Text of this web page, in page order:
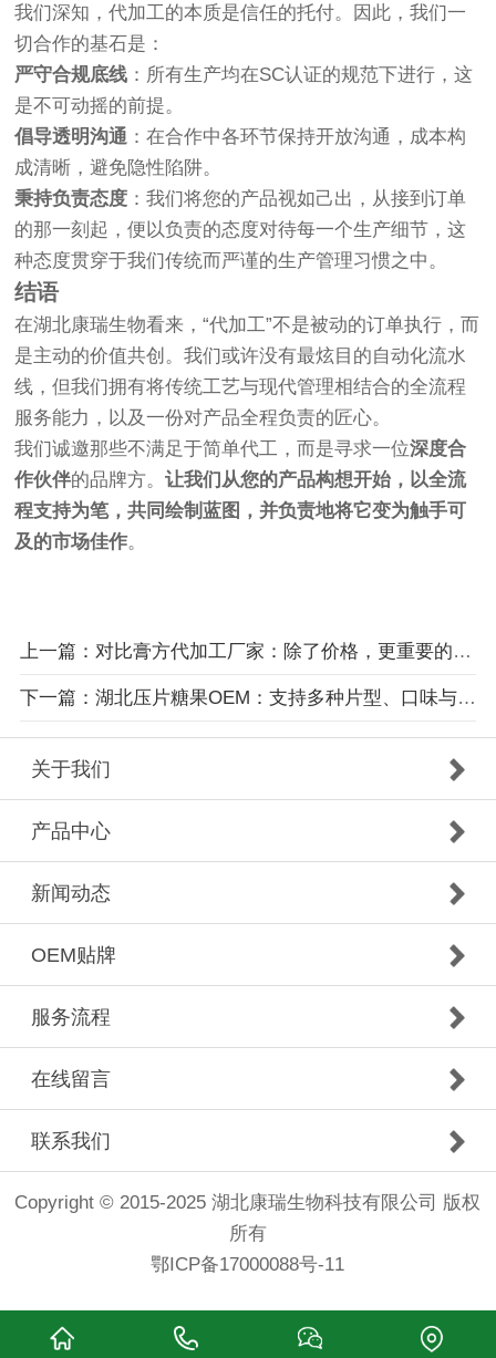
我们深知，代加工的本质是信任的托付。因此，我们一
切合作的基石是：
严守合规底线 ：所有生产均在SC认证的规范下进行，这
是不可动摇的前提。
倡导透明沟通 ：在合作中各环节保持开放沟通，成本构
成清晰，避免隐性陷阱。
秉持负责态度 ：我们将您的产品视如己出，从接到订单
的那一刻起，便以负责的态度对待每一个生产细节，这
种态度贯穿于我们传统而严谨的生产管理习惯之中。
结语
在湖北康瑞生物看来，“代加工”不是被动的订单执行，而
是主动的价值共创。我们或许没有最炫目的自动化流水
线，但我们拥有将传统工艺与现代管理相结合的全流程
服务能力，以及一份对产品全程负责的匠心。
我们诚邀那些不满足于简单代工，而是寻求一位深度合
作伙伴的品牌方。让我们从您的产品构想开始，以全流
程支持为笔，共同绘制蓝图，并负责地将它变为触手可
及的市场佳作。
上一篇：对比膏方代加工厂家：除了价格，更重要的是评估合作灵活性
下一篇：湖北压片糖果OEM：支持多种片型、口味与功能的定制开发，让您的产品脱颖而出
关于我们
产品中心
新闻动态
OEM贴牌
服务流程
在线留言
联系我们
Copyright © 2015-2025 湖北康瑞生物科技有限公司 版权
所有
鄂ICP备17000088号-11